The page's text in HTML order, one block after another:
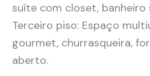
suíte com closet, banheiro
Terceiro piso: Espaço
gourmet, churrasqueira,
aberto.